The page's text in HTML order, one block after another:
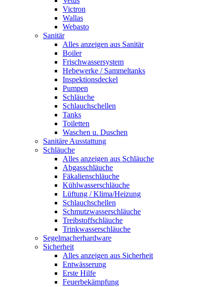
Victron
Wallas
Webasto
Sanitär
Alles anzeigen aus Sanitär
Boiler
Frischwassersystem
Hebewerke / Sammeltanks
Inspektionsdeckel
Pumpen
Schläuche
Schlauchschellen
Tanks
Toiletten
Waschen u. Duschen
Sanitäre Ausstattung
Schläuche
Alles anzeigen aus Schläuche
Abgasschläuche
Fäkalienschläuche
Kühlwasserschläuche
Lüftung / Klima/Heizung
Schlauchschellen
Schmutzwasserschläuche
Treibstoffschläuche
Trinkwasserschläuche
Segelmacherhardware
Sicherheit
Alles anzeigen aus Sicherheit
Entwässerung
Erste Hilfe
Feuerbekämpfung